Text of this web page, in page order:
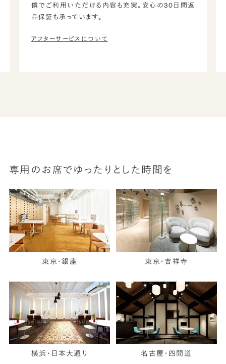
償でご利用いただける内容も充実。安心の30日間返
品保証も承っています。
アフターサービスについて
専用のお席でゆったりとした時間を
東京・銀座 東京・吉祥寺
横浜・日本大通り 名古屋・四間道